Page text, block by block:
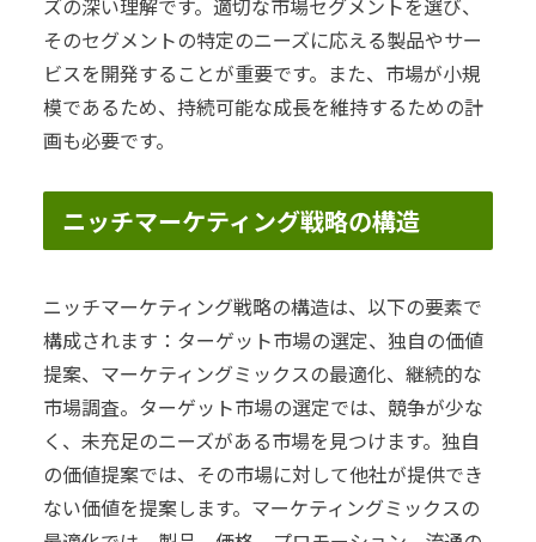
ズの深い理解です。適切な市場セグメントを選び、
そのセグメントの特定のニーズに応える製品やサー
ビスを開発することが重要です。また、市場が小規
模であるため、持続可能な成長を維持するための計
画も必要です。
ニッチマーケティング戦略の構造
ニッチマーケティング戦略の構造は、以下の要素で
構成されます：ターゲット市場の選定、独自の価値
提案、マーケティングミックスの最適化、継続的な
市場調査。ターゲット市場の選定では、競争が少な
く、未充足のニーズがある市場を見つけます。独自
の価値提案では、その市場に対して他社が提供でき
ない価値を提案します。マーケティングミックスの